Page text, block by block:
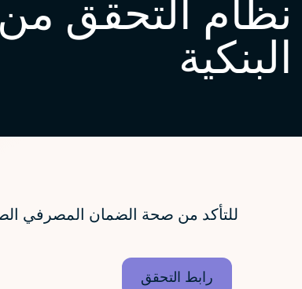
نظام التحقق
البنكية
للتأكد من صحة الضمان المصرفي
رابط التحقق